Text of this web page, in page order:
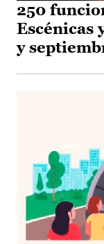
250
Escénicas
y